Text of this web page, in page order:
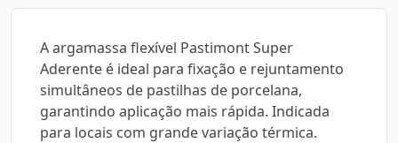
A argamassa flexível Pastimont Super
Aderente é ideal para fixação e rejuntamento
simultâneos de pastilhas de porcelana,
garantindo aplicação mais rápida. Indicada
para locais com grande variação térmica.